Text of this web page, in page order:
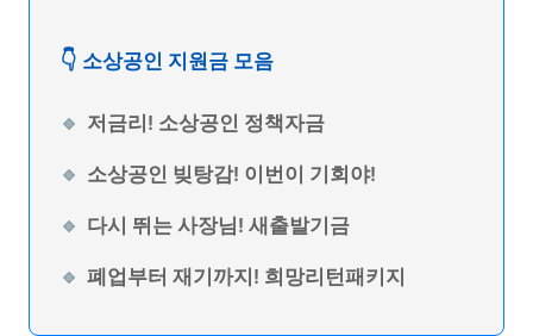
👇 소상공인 지원금 모음
저금리! 소상공인 정책자금
소상공인 빚탕감! 이번이 기회야!
다시 뛰는 사장님! 새출발기금
폐업부터 재기까지! 희망리턴패키지